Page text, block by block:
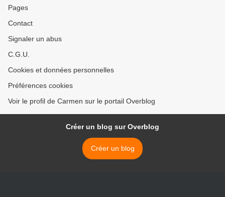
Pages
Contact
Signaler un abus
C.G.U.
Cookies et données personnelles
Préférences cookies
Voir le profil de Carmen sur le portail Overblog
Créer un blog sur Overblog
Créer un blog